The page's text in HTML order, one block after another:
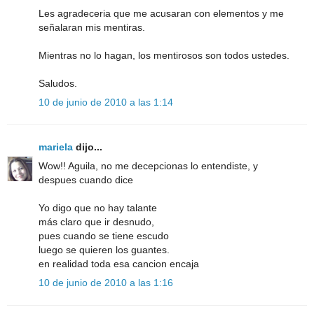
Les agradeceria que me acusaran con elementos y me
señalaran mis mentiras.
Mientras no lo hagan, los mentirosos son todos ustedes.
Saludos.
10 de junio de 2010 a las 1:14
mariela dijo...
Wow!! Aguila, no me decepcionas lo entendiste, y
despues cuando dice
Yo digo que no hay talante
más claro que ir desnudo,
pues cuando se tiene escudo
luego se quieren los guantes.
en realidad toda esa cancion encaja
10 de junio de 2010 a las 1:16